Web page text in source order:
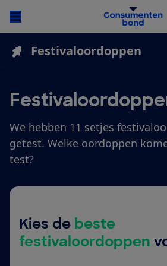
Festivaloordoppen
We hebben 11 setjes
getest. Welke oordoppen
test?
Kies de beste
festivaloordoppen